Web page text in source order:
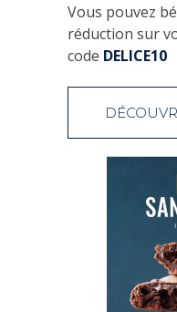
Vous pouvez
réduction sur
code DELICE10